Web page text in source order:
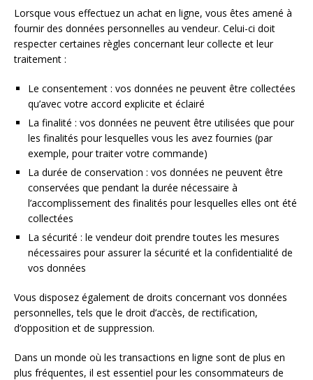
Lorsque vous effectuez un achat en ligne, vous êtes amené à
fournir des données personnelles au vendeur. Celui-ci doit
respecter certaines règles concernant leur collecte et leur
traitement :
Le consentement : vos données ne peuvent être collectées
qu’avec votre accord explicite et éclairé
La finalité : vos données ne peuvent être utilisées que pour
les finalités pour lesquelles vous les avez fournies (par
exemple, pour traiter votre commande)
La durée de conservation : vos données ne peuvent être
conservées que pendant la durée nécessaire à
l’accomplissement des finalités pour lesquelles elles ont été
collectées
La sécurité : le vendeur doit prendre toutes les mesures
nécessaires pour assurer la sécurité et la confidentialité de
vos données
Vous disposez également de droits concernant vos données
personnelles, tels que le droit d’accès, de rectification,
d’opposition et de suppression.
Dans un monde où les transactions en ligne sont de plus en
plus fréquentes, il est essentiel pour les consommateurs de